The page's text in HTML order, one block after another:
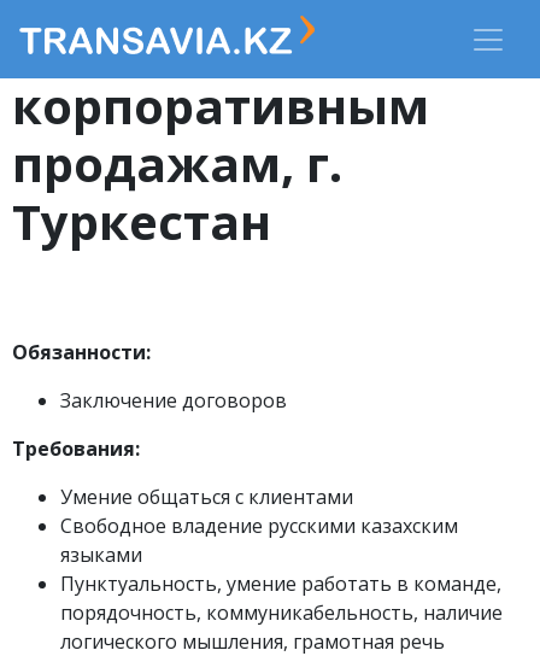
Менеджер по
корпоративным
продажам, г.
Туркестан
Обязанности:
Заключение договоров
Требования:
Умение общаться с клиентами
Свободное владение русскими казахским
языками
Пунктуальность, умение работать в команде,
порядочность, коммуникабельность, наличие
логического мышления, грамотная речь